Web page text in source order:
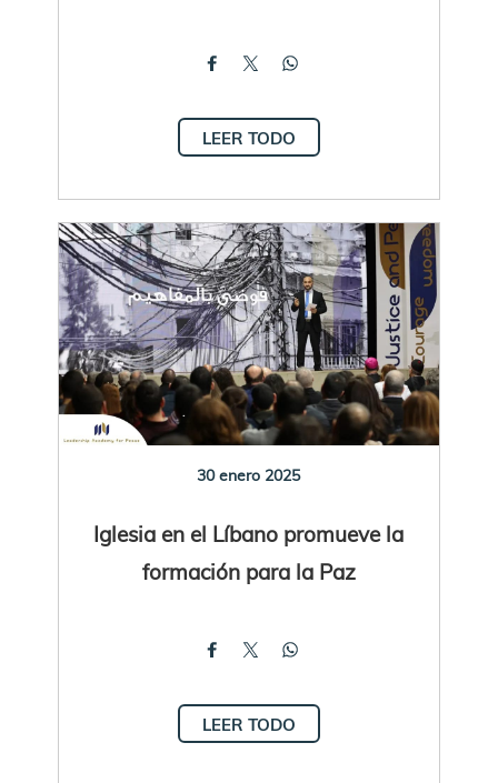
LEER TODO
30 enero 2025
Iglesia en el Líbano promueve la
formación para la Paz
LEER TODO